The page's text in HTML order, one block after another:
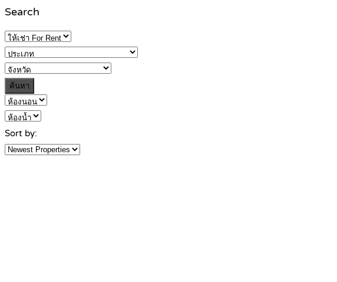
Search
ค้นหา
Sort by: